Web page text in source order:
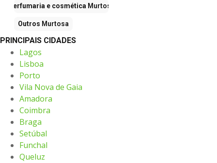
Perfumaria e cosméticaMurtosa
Outros Murtosa
PRINCIPAIS CIDADES
Lagos
Lisboa
Porto
Vila Nova de Gaia
Amadora
Coimbra
Braga
Setúbal
Funchal
Queluz